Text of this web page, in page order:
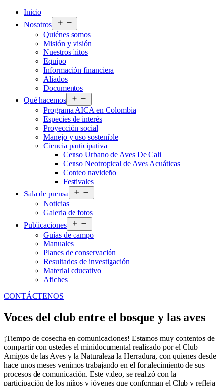
Inicio
Nosotros
el
menú
Quiénes somos
Misión y visión
Nuestros hitos
Equipo
Información financiera
Aliados
Documentos
Qué hacemos
el
menú
Programa AICA en Colombia
Especies de interés
Proyección social
Manejo y uso sostenible
Ciencia participativa
Censo Urbano de Aves De Cali
Censo Neotropical de Aves Acuáticas
Conteo navideño
Festivales
Sala de prensa
el
Noticias
Galeria de fotos
Publicaciones
el
menú
Guías de campo
Manuales
Planes de conservación
Resultados de investigación
Material educativo
Afiches
CONTÁCTENOS
Voces del club entre el bosque y las aves
¡Tiempo de cosecha en comunicaciones! Estamos muy contentos de
compartir con ustedes el minidocumental realizado por el Club
Amigos de las Aves y la Naturaleza la Herradura, con quienes desde
hace unos meses venimos trabajando en el fortalecimiento de sus
procesos de comunicación. Este video, se realizó con la
participación de los niños y jóvenes que conforman el Club y refleja